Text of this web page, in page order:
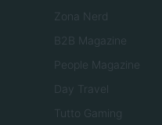
Zona Nerd
B2B Magazine
People Magazine
Day Travel
Tutto Gaming